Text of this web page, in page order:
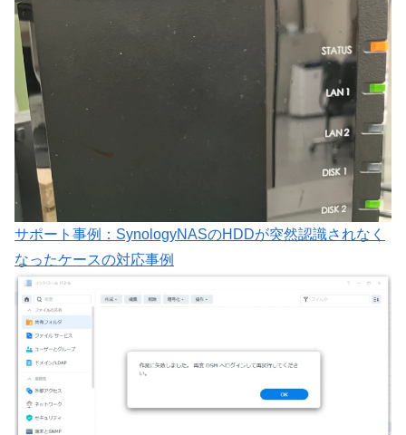
サポート事例：SynologyNASのHDDが突然認識されなく
なったケースの対応事例